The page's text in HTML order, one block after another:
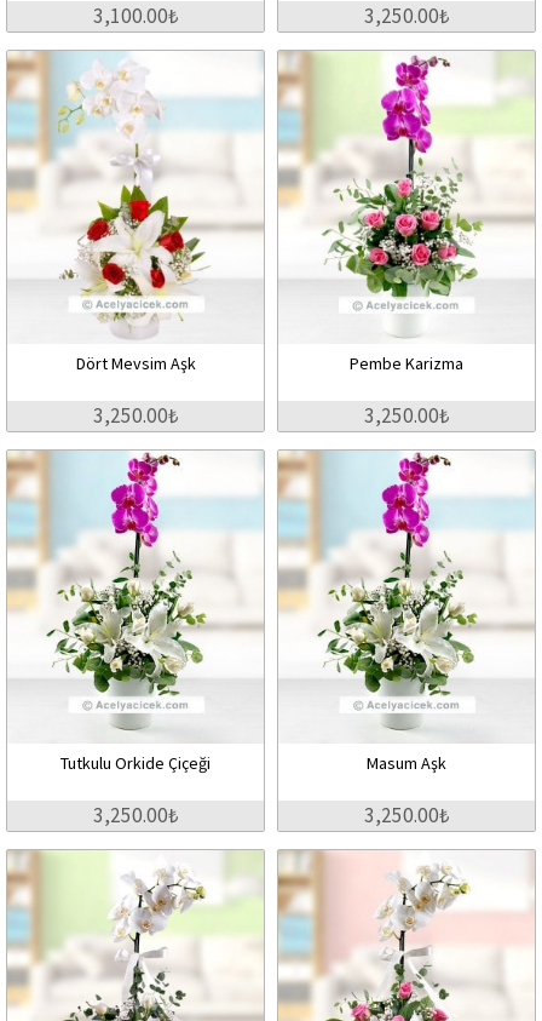
3,100.00₺ 3,250.00₺
Dört Mevsim Aşk
3,250.00₺
Pembe Karizma
3,250.00₺
Tutkulu Orkide Çiçeği
3,250.00₺
Masum Aşk
3,250.00₺